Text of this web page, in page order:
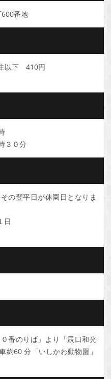
番地
以下 410円
３０分
の翌平日が休園日となりま
日
番のりば」より「辰口和光
約60 分「いしかわ動物園」